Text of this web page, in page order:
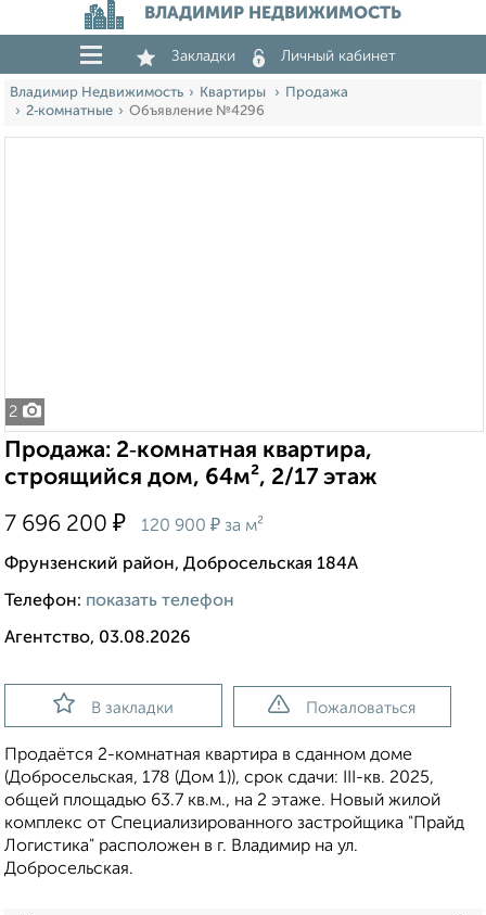
ВЛАДИМИР НЕДВИЖИМОСТЬ
Закладки Личный кабинет
Владимир Недвижимость Квартиры
Продажа
2‑комнатные
Объявление №4296
2
Продажа: 2‑комнатная квартира,
строящийся дом, 64м², 2/17 этаж
7 696 200 ₽ 120 900 ₽ за м²
Фрунзенский район, Добросельская 184А
Телефон: показать телефон
Агентство, 03.08.2026
В закладки Пожаловаться
Продаётся 2-комнатная квартира в сданном доме
(Добросельская, 178 (Дом 1)), срок сдачи: III-кв. 2025,
общей площадью 63.7 кв.м., на 2 этаже. Новый жилой
комплекс от Специализированного застройщика "Прайд
Логистика" расположен в г. Владимир на ул.
Добросельская.